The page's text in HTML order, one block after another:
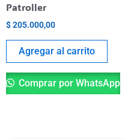
Patroller
$205.000,00
Agregar al carrito
Comprar por WhatsApp